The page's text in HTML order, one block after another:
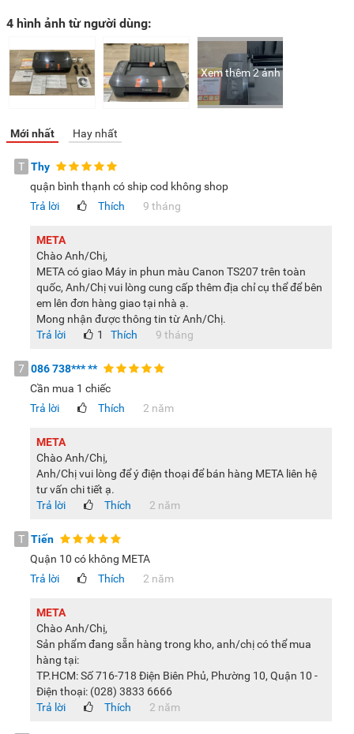
4 hình ảnh từ người dùng:
Xem thêm 2 ảnh
Mới nhất Hay nhất
T Thy
quận bình thạnh có ship cod không shop
Trả lời
Thích 9 tháng
META
Chào Anh/Chị,
META có giao Máy in phun màu Canon TS207 trên toàn
quốc, Anh/Chị vui lòng cung cấp thêm địa chỉ cụ thể để bên
em lên đơn hàng giao tại nhà ạ.
Mong nhận được thông tin từ Anh/Chị.
Trả lời
Thích
1 9 tháng
7 086 738*****
Cần mua 1 chiếc
Trả lời
Thích 2 năm
META
Chào Anh/Chị,
Anh/Chị vui lòng để ý điện thoại để bán hàng META liên hệ
tư vấn chi tiết ạ.
Trả lời
Thích 2 năm
T Tiến
Quận 10 có không META
Trả lời
Thích 2 năm
META
Chào Anh/Chị,
Sản phẩm đang sẵn hàng trong kho, anh/chị có thể mua
hàng tại:
TP.HCM: Số 716-718 Điện Biên Phủ, Phường 10, Quận 10 -
Điện thoại: (028) 3833 6666
Trả lời
Thích 2 năm